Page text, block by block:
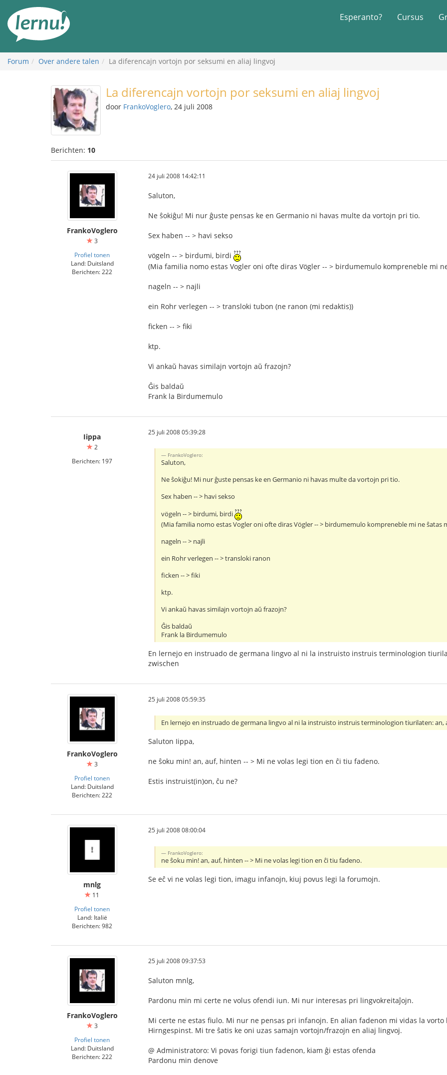
inhoud
Esperanto? Cursus
Forum Over andere talen La diferencajn vortojn por seksumi en aliaj lingvoj
La diferencajn vortojn por seksumi en aliaj lingvoj
door FrankoVoglero, 24 juli 2008
Berichten: 10
FrankoVoglero
3
Profiel tonen
Land: Duitsland
Berichten: 222
24 juli 2008 14:42:11
Saluton,
Ne ŝokiĝu! Mi nur ĝuste pensas ke en Germanio ni havas multe da vortojn pri tio.
Sex haben -- > havi sekso
vögeln -- > birdumi, birdi
(Mia familia nomo estas Vogler oni ofte diras Vögler -- > birdumemulo kompreneble mi
nageln -- > najli
ein Rohr verlegen -- > transloki tubon (ne ranon (mi redaktis))
ficken -- > fiki
ktp.
Vi ankaŭ havas similajn vortojn aŭ frazojn?
Ĝis baldaŭ
Frank la Birdumemulo
Iippa
2
Berichten: 197
25 juli 2008 05:39:28
FrankoVoglero:
Saluton,
Ne ŝokiĝu! Mi nur ĝuste pensas ke en Germanio ni havas multe da vortojn pri tio.
Sex haben -- > havi sekso
vögeln -- > birdumi, birdi
(Mia familia nomo estas Vogler oni ofte diras Vögler -- > birdumemulo kompreneble mi ne ŝatas
nageln -- > najli
ein Rohr verlegen -- > transloki ranon
ficken -- > fiki
ktp.
Vi ankaŭ havas similajn vortojn aŭ frazojn?
Ĝis baldaŭ
Frank la Birdumemulo
En lernejo en instruado de germana lingvo al ni la instruisto instruis terminologion
zwischen
FrankoVoglero
3
Profiel tonen
Land: Duitsland
Berichten: 222
25 juli 2008 05:59:35
En lernejo en instruado de germana lingvo al ni la instruisto instruis terminologion tiurilaten: an,
Saluton Iippa,
ne ŝoku min! an, auf, hinten -- > Mi ne volas legi tion en ĉi tiu fadeno.
Estis instruist(in)on, ĉu ne?
mnlg
11
Profiel tonen
Land: Italië
Berichten: 982
25 juli 2008 08:00:04
FrankoVoglero:
ne ŝoku min! an, auf, hinten -- > Mi ne volas legi tion en ĉi tiu fadeno.
Se eĉ vi ne volas legi tion, imagu infanojn, kiuj povus legi la forumojn.
FrankoVoglero
3
Profiel tonen
Land: Duitsland
Berichten: 222
25 juli 2008 09:37:53
Saluton mnlg,
Pardonu min mi certe ne volus ofendi iun. Mi nur interesas pri lingvokreitaĵojn.
Mi certe ne estas fiulo. Mi nur ne pensas pri infanojn. En alian fadenon mi vidas la vorto
Hirngespinst. Mi tre ŝatis ke oni uzas samajn vortojn/frazojn en aliaj lingvoj.
@ Administratoro: Vi povas forigi tiun fadenon, kiam ĝi estas ofenda
Pardonu min denove